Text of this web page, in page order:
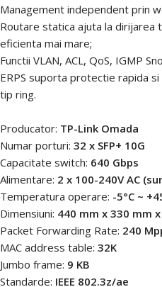
Management independent prin
Routare statica ajuta la dirijarea
eficienta mai mare;
Functii VLAN, ACL, QoS, IGMP
ERPS suporta protectie rapida
tip ring.
Producator: TP-Link Omada
Numar porturi: 32 x SFP+ 10G
Capacitate switch: 640 Gbps
Alimentare: 2 x 100-240V AC
Temperatura operare: -5°C ~
Dimensiuni: 440 mm x 330 mm
Packet Forwarding Rate: 240
MAC address table: 32K
Jumbo frame: 9 KB
Standarde: IEEE 802.3z/ae